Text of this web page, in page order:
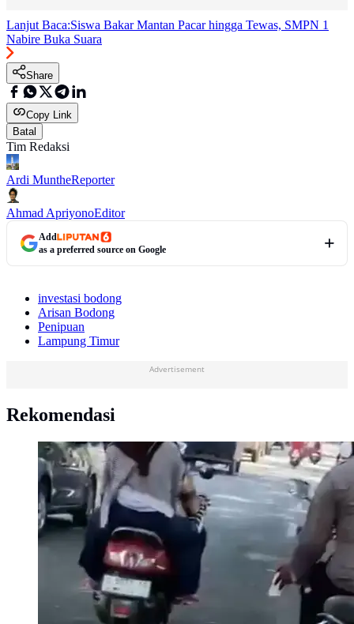
Lanjut Baca:Siswa Bakar Mantan Pacar hingga Tewas, SMPN 1
Nabire Buka Suara
Share
Copy Link
Batal
Tim Redaksi
Ardi MuntheReporter
Ahmad ApriyonoEditor
Add
as a preferred source on Google
investasi bodong
Arisan Bodong
Penipuan
Lampung Timur
Advertisement
Rekomendasi